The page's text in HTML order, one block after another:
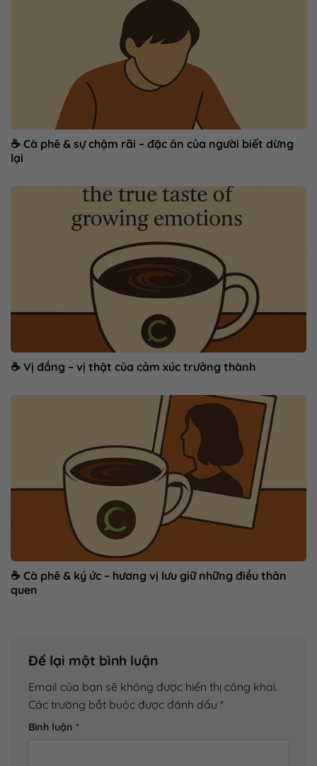
☕ Cà phê & sự chậm rãi – đặc ân của người biết dừng
lại
☕ Vị đắng – vị thật của cảm xúc trưởng thành
☕ Cà phê & ký ức – hương vị lưu giữ những điều thân
quen
Để lại một bình luận
Email của bạn sẽ không được hiển thị công khai.
Các trường bắt buộc được đánh dấu *
Bình luận *